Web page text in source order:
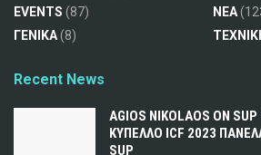
EVENTS (87)
ΓΕΝΙΚΑ(8)
ΝΕΑ
Recent News
AGIOS NIKOLAOS ON
ΚΥΠΕΛΛΟ ICF 2023
SUP